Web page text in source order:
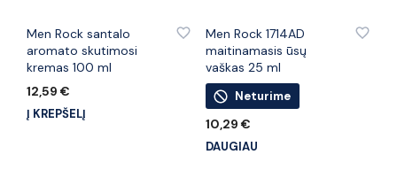
Men Rock santalo
aromato skutimosi
kremas 100 ml
12,59 €
Į KREPŠELĮ
Men Rock 1714AD
maitinamasis ūsų
vaškas 25 ml
Neturime
10,29 €
DAUGIAU